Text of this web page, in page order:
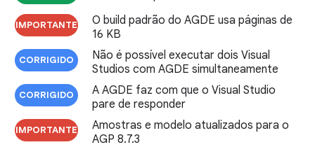
IMPORTANTE
O build padrão do AGDE usa páginas de
16 KB
CORRIGIDO
Não é possível executar dois Visual
Studios com AGDE simultaneamente
CORRIGIDO
A AGDE faz com que o Visual Studio
pare de responder
IMPORTANTE
Amostras e modelo atualizados para o
AGP 8.7.3